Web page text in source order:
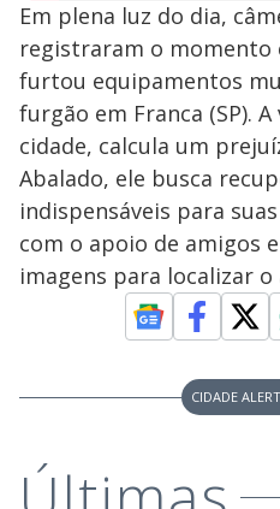
Em plena luz do dia,
registraram o momento
furtou equipamentos
furgão em Franca (SP).
cidade, calcula um
Abalado, ele busca
indispensáveis para
com o apoio de amigos
imagens para localizar
CIDADE